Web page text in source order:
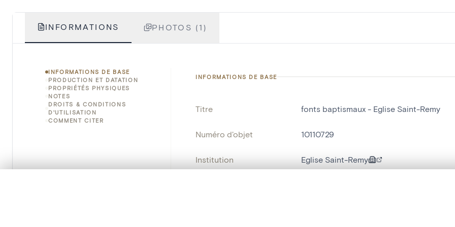
INFORMATIONS PHOTOS (1)
INFORMATIONS DE BASE
PRODUCTION ET DATATION
PROPRIÉTÉS PHYSIQUES
NOTES
DROITS & CONDITIONS
D'UTILISATION
COMMENT CITER
INFORMATIONS DE BASE
Titre fonts baptismaux - Eglise Saint-Remy
Numéro d'objet 10110729
Institution Eglise Saint-Remy